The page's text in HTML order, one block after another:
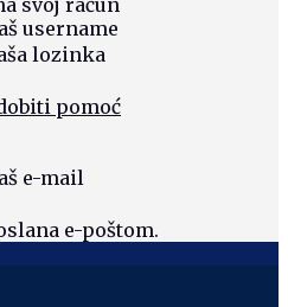
svoj račun
username
lozinka
pomoć
e-mail
e-poštom.